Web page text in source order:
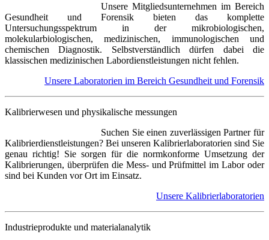
Unsere Mitgliedsunternehmen im Bereich
Gesundheit und Forensik bieten das komplette
Untersuchungsspektrum in der mikrobiologischen,
molekularbiologischen, medizinischen, immunologischen und
chemischen Diagnostik. Selbstverständlich dürfen dabei die
klassischen medizinischen Labordienstleistungen nicht fehlen.
Unsere Laboratorien im Bereich Gesundheit und Forensik
Kalibrierwesen und physikalische messungen
Suchen Sie einen zuverlässigen Partner für
Kalibrierdienstleistungen? Bei unseren Kalibrierlaboratorien sind Sie
genau richtig! Sie sorgen für die normkonforme Umsetzung der
Kalibrierungen, überprüfen die Mess- und Prüfmittel im Labor oder
sind bei Kunden vor Ort im Einsatz.
Unsere Kalibrierlaboratorien
Industrieprodukte und materialanalytik